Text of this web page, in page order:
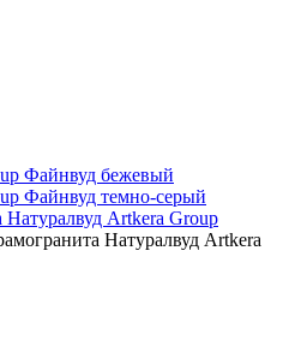
Натуралвуд Artkera